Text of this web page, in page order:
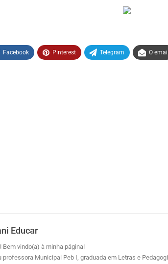
Facebook Pinterest Telegram O email
Educar
Bem vindo(a) à minha página!
professora Municipal Peb I, graduada em Letras e